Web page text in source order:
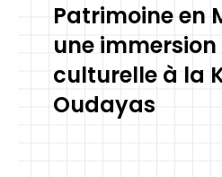
Patrimoine en
une
culturelle à la
Oudayas